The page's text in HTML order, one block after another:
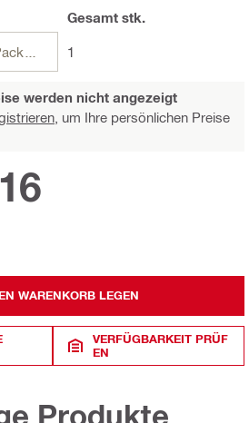
Packungen
Gesamtstk.
1
werden nicht angezeigt
um Ihre persönlichen Preise
WARENKORB LEGEN
VERFÜGBARKEIT PRÜF
EN
Produkte